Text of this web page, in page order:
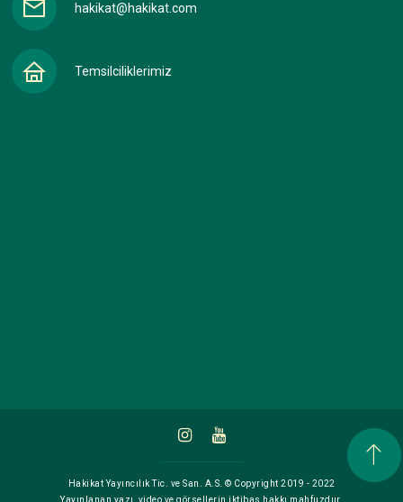
hakikat@hakikat.com
Temsilciliklerimiz
Hakikat Yayıncılık Tic. ve San. A.S. © Copyright 2019 - 2022